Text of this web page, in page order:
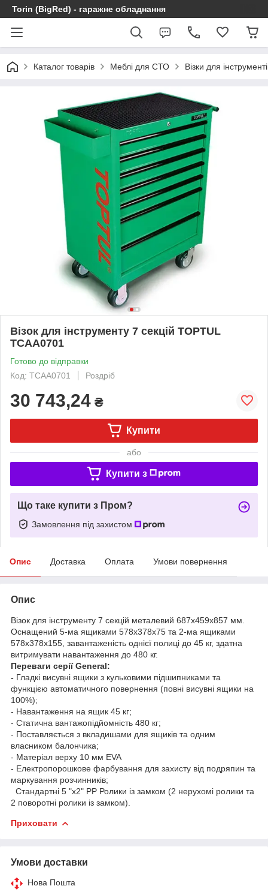
Torin (BigRed) - гаражне обладнання
Каталог товарів Меблі для СТО Візки для
Візок для інструменту 7 секцій TOPTUL
TCAA0701
Готово до відправки
Код: TCAA0701
Роздріб
30 743,24 ₴
Купити
або
Купити з
Що таке купити з Пром?
Замовлення під захистом
Опис Доставка Оплата Умови повернення
Опис
Візок для інструменту 7 секцій металевий 687х459х857 мм.
Оснащений 5-ма ящиками 578х378х75 та 2-ма ящиками
578х378х155, завантаженість однієї полиці до 45 кг, здатна
витримувати навантаження до 480 кг.
Переваги серії General:
- Гладкі висувні ящики з кульковими підшипниками та
функцією автоматичного повернення (повні висувні ящики на
100%);
- Навантаження на ящик 45 кг;
- Статична вантажопідйомність 480 кг;
- Поставляється з вкладишами для ящиків та одним
власником балончика;
- Матеріал верху 10 мм EVA
- Електропорошкове фарбування для захисту від подряпин та
маркування розчинників;
Стандартні 5 "x2" PP Ролики із замком (2 нерухомі ролики та
2 поворотні ролики із замком).
Приховати
Умови доставки
Нова Пошта